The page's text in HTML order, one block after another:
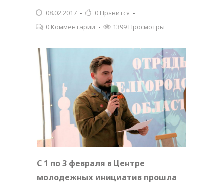
08.02.2017 0 Нравится
0 Комментарии
1399 Просмотры
С 1 по 3 февраля в Центре
молодежных инициатив прошла